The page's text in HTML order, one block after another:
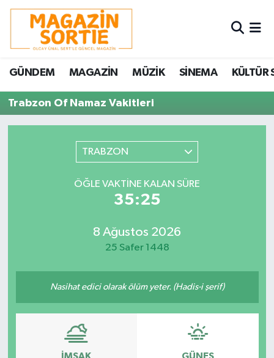
GÜNDEM MAGAZİN MÜZİK SİNEMA KÜLTÜR
Trabzon Of Namaz Vakitleri
TRABZON
ÖĞLE VAKTINE KALAN SÜRE
35:25
8 Ağustos 2026
25 Safer 1448
Nasihat edici olarak ölüm yeter. (Hadis-i şerif)
Nöbetçi Eczaneler
Hava Durumu
Trafik Durumu
Süper Lig Puan Durumu ve Fikstür
Son Dakika Haberleri